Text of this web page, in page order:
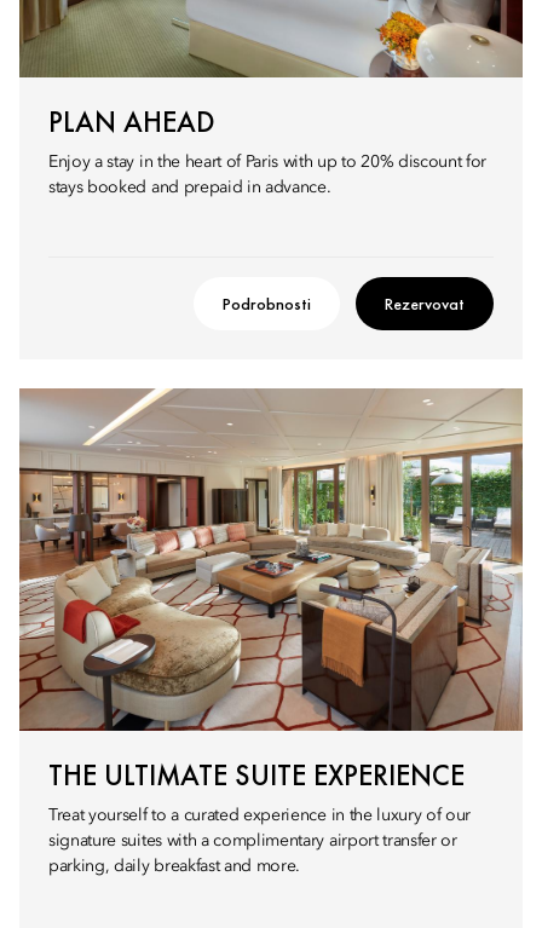
PLAN AHEAD
Enjoy a stay in the heart of Paris with up to 20% discount for
stays booked and prepaid in advance.
Podrobnosti Rezervovat
THE ULTIMATE SUITE EXPERIENCE
Treat yourself to a curated experience in the luxury of our
signature suites with a complimentary airport transfer or
parking, daily breakfast and more.